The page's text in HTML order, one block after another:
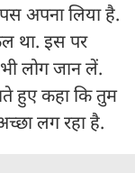
अपना लिया है.
था. इस पर
लोग जान लें.
हुए कहा कि तुम
लग रहा है.